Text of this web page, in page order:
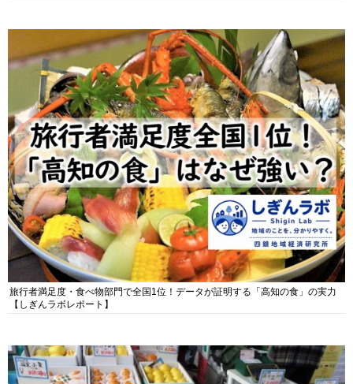
旅行者満足度・食べ物部門で全国1位！データが証明する「高知の食」の実力
【しぎんラボレポート】